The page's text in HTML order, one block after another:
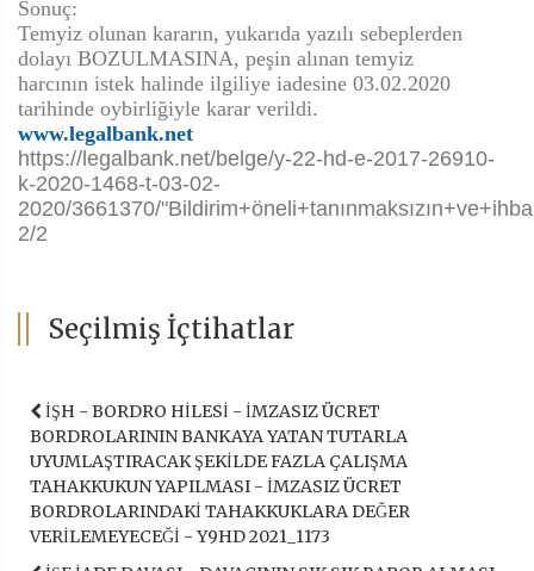
Sonuç:
Temyiz olunan kararın, yukarıda yazılı sebeplerden
dolayı BOZULMASINA, peşin alınan temyiz
harcının istek halinde ilgiliye iadesine 03.02.2020
tarihinde oybirliğiyle karar verildi.
www.legalbank.net
https://legalbank.net/belge/y-22-hd-e-2017-26910-
k-2020-1468-t-03-02-
2020/3661370/
2/2
Seçilmiş İçtihatlar
İŞH - BORDRO HİLESİ - İMZASIZ ÜCRET
BORDROLARININ BANKAYA YATAN TUTARLA
UYUMLAŞTIRACAK ŞEKİLDE FAZLA ÇALIŞMA
TAHAKKUKUN YAPILMASI - İMZASIZ ÜCRET
BORDROLARINDAKİ TAHAKKUKLARA DEĞER
VERİLEMEYECEĞİ - Y9HD 2021_1173